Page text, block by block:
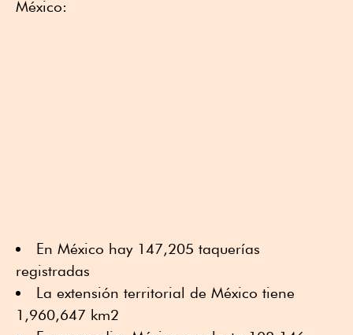
México:
En México hay 147,205 taquerías
registradas
La extensión territorial de México tiene
1,960,647 km2